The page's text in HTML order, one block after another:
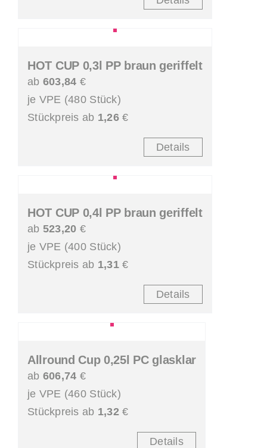
HOT CUP 0,3l PP braun geriffelt
ab 603,84 €
je VPE (480 Stück)
Stückpreis ab 1,26€
Details
HOT CUP 0,4l PP braun geriffelt
ab 523,20 €
je VPE (400 Stück)
Stückpreis ab 1,31€
Details
Allround Cup 0,25l PC glasklar
ab 606,74 €
je VPE (460 Stück)
Stückpreis ab 1,32€
Details